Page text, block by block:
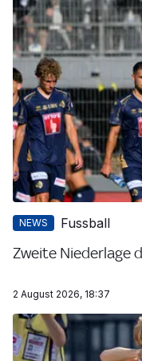
NEWS Fussball
Zweite Niederlage
2 August 2026, 18:37